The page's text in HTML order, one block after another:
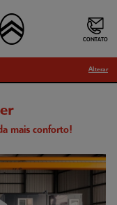
CONTATO
Alterar
mais conforto!